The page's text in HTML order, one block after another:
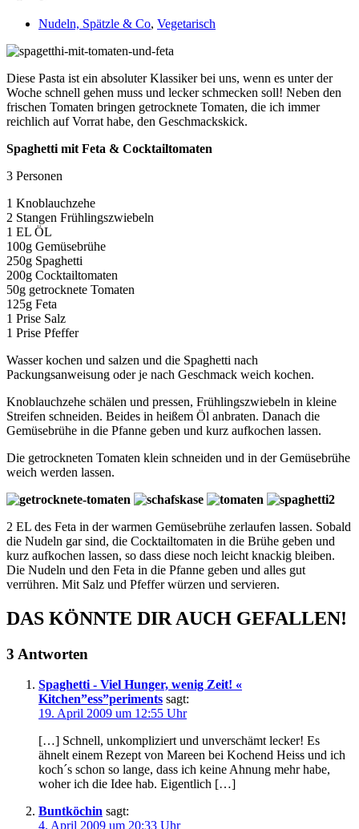
Nudeln, Spätzle & Co, Vegetarisch
Diese Pasta ist ein absoluter Klassiker bei uns, wenn es unter der
Woche schnell gehen muss und lecker schmecken soll! Neben den
frischen Tomaten bringen getrocknete Tomaten, die ich immer
reichlich auf Vorrat habe, den Geschmackskick.
Spaghetti mit Feta & Cocktailtomaten
3 Personen
1 Knoblauchzehe
2 Stangen Frühlingszwiebeln
1 EL ÖL
100g Gemüsebrühe
250g Spaghetti
200g Cocktailtomaten
50g getrocknete Tomaten
125g Feta
1 Prise Salz
1 Prise Pfeffer
Wasser kochen und salzen und die Spaghetti nach
Packungsanweisung oder je nach Geschmack weich kochen.
Knoblauchzehe schälen und pressen, Frühlingszwiebeln in kleine
Streifen schneiden. Beides in heißem Öl anbraten. Danach die
Gemüsebrühe in die Pfanne geben und kurz aufkochen lassen.
Die getrockneten Tomaten klein schneiden und in der Gemüsebrühe
weich werden lassen.
2 EL des Feta in der warmen Gemüsebrühe zerlaufen lassen. Sobald
die Nudeln gar sind, die Cocktailtomaten in die Brühe geben und
kurz aufkochen lassen, so dass diese noch leicht knackig bleiben.
Die Nudeln und den Feta in die Pfanne geben und alles gut
verrühren. Mit Salz und Pfeffer würzen und servieren.
DAS KÖNNTE DIR AUCH GEFALLEN!
3 Antworten
Spaghetti - Viel Hunger, wenig Zeit! «
Kitchen”ess”periments sagt:
19. April 2009 um 12:55 Uhr
[…] Schnell, unkompliziert und unverschämt lecker! Es
ähnelt einem Rezept von Mareen bei Kochend Heiss und ich
koch´s schon so lange, dass ich keine Ahnung mehr habe,
woher ich die Idee hab. Eigentlich […]
Buntköchin sagt:
4. April 2009 um 20:33 Uhr